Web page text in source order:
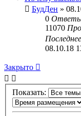
БудДен »
0
11070
08.10.18
Закрыто
Показать: